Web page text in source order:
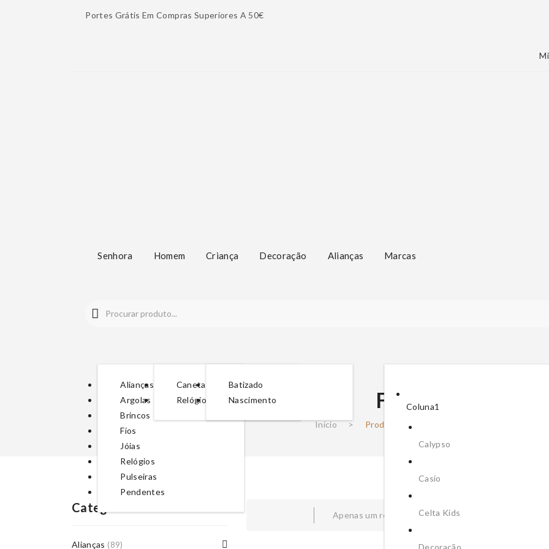
Portes Grátis Em Compras Superiores A 50€
Senhora
Alianças
Argolas
Brincos
Fios
Jóias
Relógios
Pulseiras
Pendentes
Homem
Canetas
Relógios
Criança
Batizado
Nascimento
Decoração Alianças Marcas
Coluna1
Calypso
Casio
Celta Kids
Decoração
Familia
Início > Produtos etiquetados com “Familia”
Apenas um resultado
Categorias De Produto
Alianças (89)